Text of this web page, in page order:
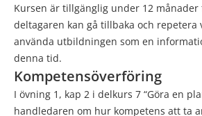
Kursen är tillgänglig under 12 månader
deltagaren kan gå tillbaka och repetera
använda utbildningen som en
denna tid.
Kompetensöverföring
I övning 1, kap 2 i delkurs 7 “Göra en
handledaren om hur kompetens att ta